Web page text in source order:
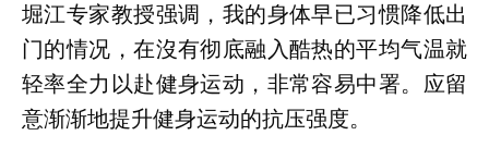
堀江专家教授强调，我的身体早已习惯降低出
门的情况，在沒有彻底融入酷热的平均气温就
轻率全力以赴健身运动，非常容易中署。应留
意渐渐地提升健身运动的抗压强度。